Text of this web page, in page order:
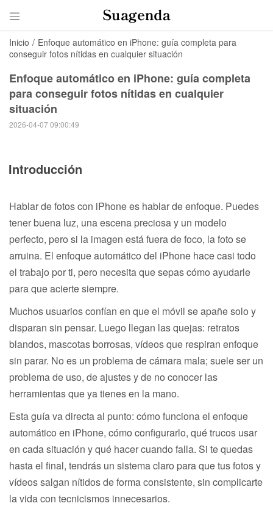

Inicio / Enfoque automático en iPhone: guía completa para
conseguir fotos nítidas en cualquier situación
Enfoque automático en iPhone: guía completa
para conseguir fotos nítidas en cualquier
situación
2026-04-07 09:00:49
Introducción
Hablar de fotos con iPhone es hablar de enfoque. Puedes
tener buena luz, una escena preciosa y un modelo
perfecto, pero si la imagen está fuera de foco, la foto se
arruina. El enfoque automático del iPhone hace casi todo
el trabajo por ti, pero necesita que sepas cómo ayudarle
para que acierte siempre.
Muchos usuarios confían en que el móvil se apañe solo y
disparan sin pensar. Luego llegan las quejas: retratos
blandos, mascotas borrosas, vídeos que respiran enfoque
sin parar. No es un problema de cámara mala; suele ser un
problema de uso, de ajustes y de no conocer las
herramientas que ya tienes en la mano.
Esta guía va directa al punto: cómo funciona el enfoque
automático en iPhone, cómo configurarlo, qué trucos usar
en cada situación y qué hacer cuando falla. Si te quedas
hasta el final, tendrás un sistema claro para que tus fotos y
vídeos salgan nítidos de forma consistente, sin complicarte
la vida con tecnicismos innecesarios.